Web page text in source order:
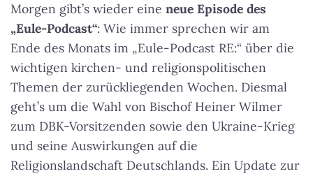
Morgen gibt’s wieder eine neue Episode des
„Eule-Podcast“: Wie immer sprechen wir am
Ende des Monats im „Eule-Podcast RE:“ über die
wichtigen kirchen- und religionspolitischen
Themen der zurückliegenden Wochen. Diesmal
geht’s um die Wahl von Bischof Heiner Wilmer
zum DBK-Vorsitzenden sowie den Ukraine-Krieg
und seine Auswirkungen auf die
Religionslandschaft Deutschlands. Ein Update zur